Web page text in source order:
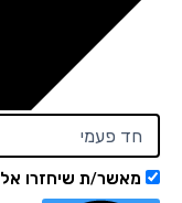
מאשר/ת שיחזרו אליי